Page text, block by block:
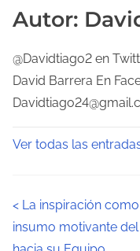
Autor:
@Davidtiago2 en
David Barrera En
Ver todas las
N
a
< La inspiración
insumo motivante